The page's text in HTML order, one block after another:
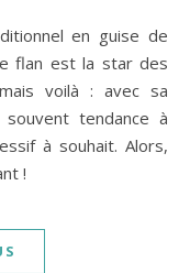
flan est la star des
voilà : avec sa
tendance à
à souhait. Alors,
!